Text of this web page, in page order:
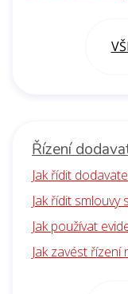
Řízení
Jak řídit
Jak řídit smlouvy
Jak používat
Jak zavést řízení